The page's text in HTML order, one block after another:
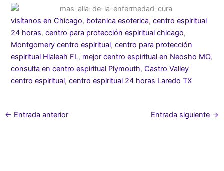
visítanos en Chicago, botanica esoterica,centro espiritual
24 horas,centro para protección espiritual chicago,
Montgomery centro espiritual,centro para protección
espiritual Hialeah FL, mejor centro espiritual en Neosho MO,
consulta en centro espiritual Plymouth,Castro Valley
centro espiritual,centro espiritual 24 horas Laredo TX
← Entrada anterior Entrada siguiente →